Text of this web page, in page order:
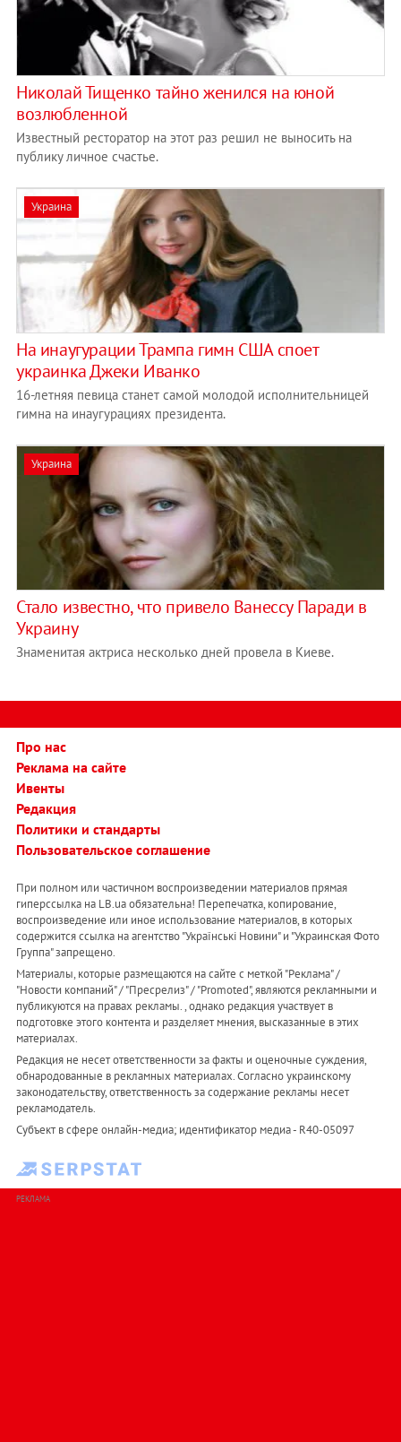
Николай Тищенко тайно женился на юной
возлюбленной
Известный ресторатор на этот раз решил не выносить на
публику личное счастье.
Украина
На инаугурации Трампа гимн США споет
украинка Джеки Иванко
16-летняя певица станет самой молодой исполнительницей
гимна на инаугурациях президента.
Украина
Стало известно, что привело Ванессу Паради в
Украину
Знаменитая актриса несколько дней провела в Киеве.
Про нас
Реклама на сайте
Ивенты
Редакция
Политики и стандарты
Пользовательское соглашение
При полном или частичном воспроизведении материалов прямая
гиперссылка на LB.ua обязательна! Перепечатка, копирование,
воспроизведение или иное использование материалов, в которых
содержится ссылка на агентство "Українськi Новини" и "Украинская Фото
Группа" запрещено.
Материалы, которые размещаются на сайте с меткой "Реклама" /
"Новости компаний" / "Пресрелиз" / "Promoted", являются рекламными и
публикуются на правах рекламы. , однако редакция участвует в
подготовке этого контента и разделяет мнения, высказанные в этих
материалах.
Редакция не несет ответственности за факты и оценочные суждения,
обнародованные в рекламных материалах. Согласно украинскому
законодательству, ответственность за содержание рекламы несет
рекламодатель.
Субъект в сфере онлайн-медиа; идентификатор медиа - R40-05097
РЕКЛАМА